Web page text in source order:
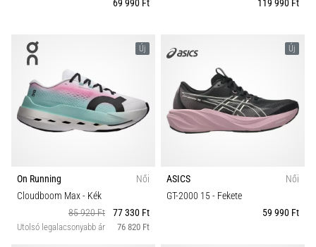
69 990 Ft
119 990 Ft
Új
On Running
Női
Cloudboom Max- Kék
85 920 Ft
77 330 Ft
Utolsó legalacsonyabb ár 76 820 Ft
Új
ASICS
Női
GT-2000 15- Fekete
59 990 Ft